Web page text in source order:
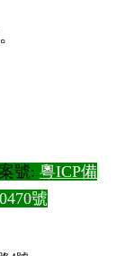
號: 粵ICP備
號